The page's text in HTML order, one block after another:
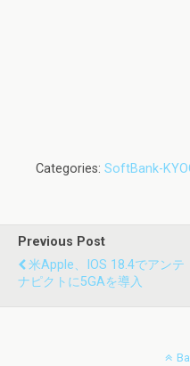
Categories: SoftBank-
Previous Post
米Apple、iOS 18.4でアンテ
ナピクトに5GAを導入